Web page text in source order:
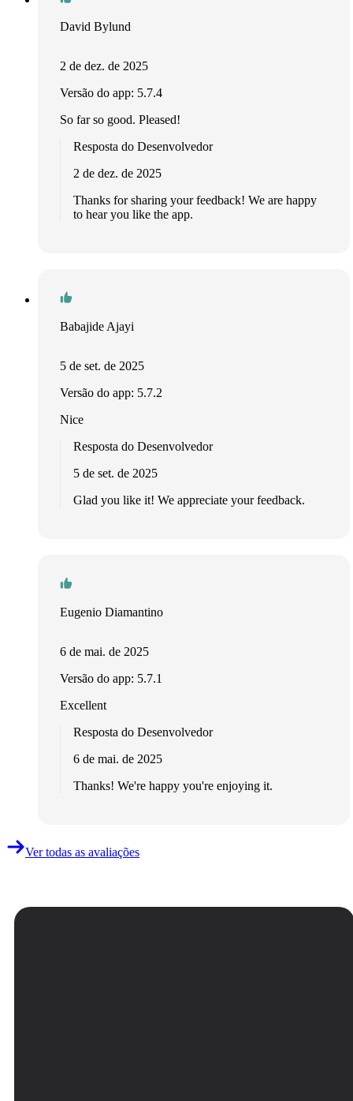
David Bylund
2 de dez. de 2025
Versão do app: 5.7.4
So far so good. Pleased!
Resposta do Desenvolvedor
2 de dez. de 2025
Thanks for sharing your feedback! We are happy
to hear you like the app.
Babajide Ajayi
5 de set. de 2025
Versão do app: 5.7.2
Nice
Resposta do Desenvolvedor
5 de set. de 2025
Glad you like it! We appreciate your feedback.
Eugenio Diamantino
6 de mai. de 2025
Versão do app: 5.7.1
Excellent
Resposta do Desenvolvedor
6 de mai. de 2025
Thanks! We're happy you're enjoying it.
Ver todas as avaliações